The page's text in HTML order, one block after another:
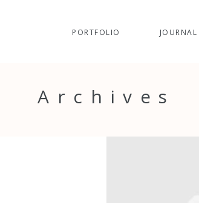
PORTFOLIO JOURNAL
Archives